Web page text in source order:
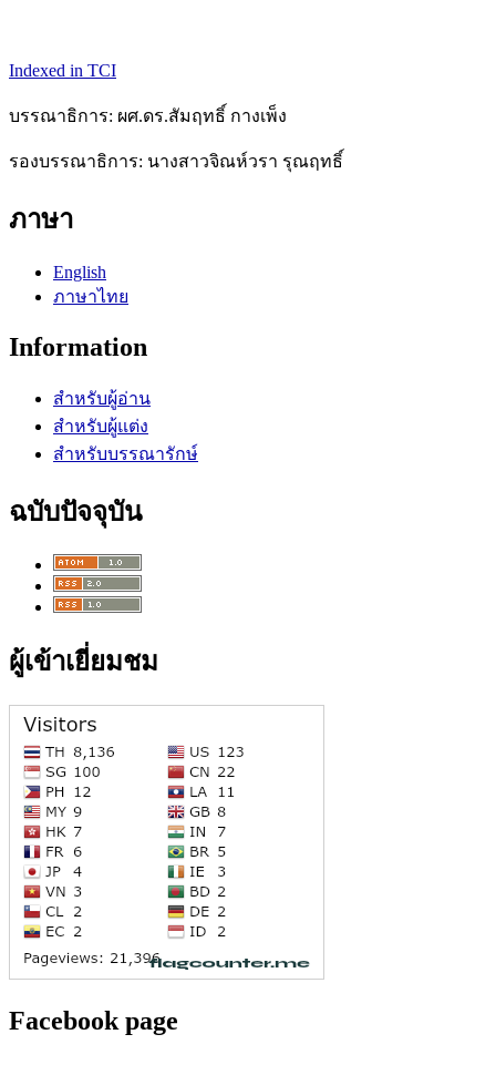
Indexed in TCI
บรรณาธิการ: ผศ.ดร.สัมฤทธิ์ กางเพ็ง
รองบรรณาธิการ: นางสาวจิณห์วรา รุณฤทธิ์
ภาษา
English
ภาษาไทย
Information
สำหรับผู้อ่าน
สำหรับผู้แต่ง
สำหรับบรรณารักษ์
ฉบับปัจจุบัน
ผู้เข้าเยี่ยมชม
Facebook page